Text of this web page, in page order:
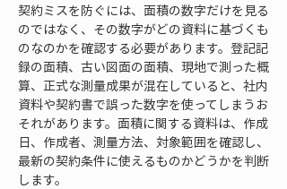
契約ミスを防ぐには、面積の数字だけを見る
のではなく、その数字がどの資料に基づくも
のなのかを確認する必要があります。登記記
録の面積、古い図面の面積、現地で測った概
算、正式な測量成果が混在していると、社内
資料や契約書で誤った数字を使ってしまうお
それがあります。面積に関する資料は、作成
日、作成者、測量方法、対象範囲を確認し、
最新の契約条件に使えるものかどうかを判断
します。